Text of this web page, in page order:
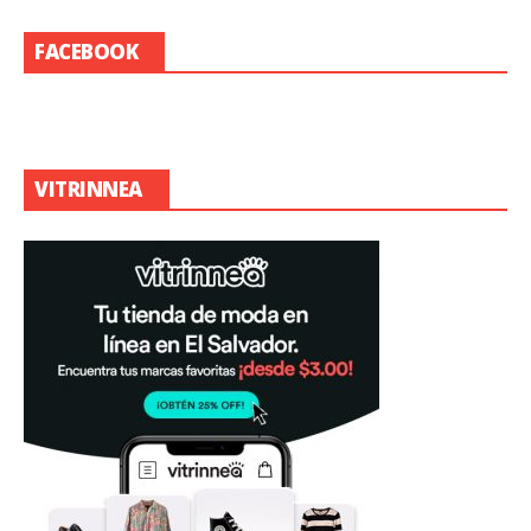
FACEBOOK
VITRINNEA